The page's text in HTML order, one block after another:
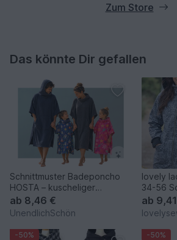
Zum Store
Das könnte Dir gefallen
Schnittmuster Badeponcho
HOSTA – kuscheliger
Badeponcho von XXS - XL
ab 8,46 €
UnendlichSchön
lovely
34-56
Weste
ab
-50% -50%